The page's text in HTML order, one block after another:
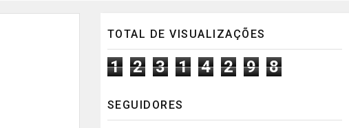
TOTAL DE VISUALIZAÇÕES
1 2 3 1 4 2 9 8
SEGUIDORES